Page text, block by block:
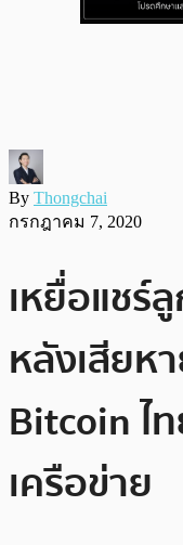
By Thongchai
กรกฎาคม 7, 2020
เหยื่อแชร์
หลังเสียห
Bitcoin ไ
เครือข่าย